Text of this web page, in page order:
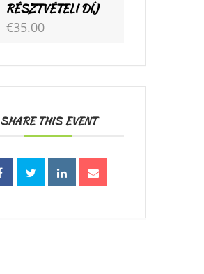
RÉSZTVÉTELI DÍJ
€35.00
SHARE THIS EVENT